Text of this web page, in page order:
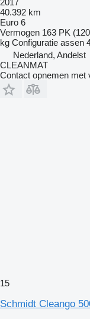
2017
40.392 km
Euro 6
Vermogen 163 PK
kg Configuratie assen
Nederland, Andelst
CLEANMAT
Contact opnemen met
15
Schmidt Cleango